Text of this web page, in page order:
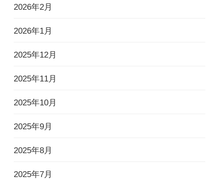
2026年2月
2026年1月
2025年12月
2025年11月
2025年10月
2025年9月
2025年8月
2025年7月